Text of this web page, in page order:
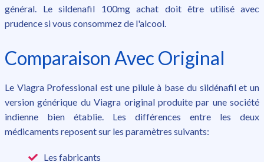
général. Le sildenafil 100mg achat doit être utilisé avec
prudence si vous consommez de l'alcool.
Comparaison Avec Original
Le Viagra Professional est une pilule à base du sildénafil et un
version générique du Viagra original produite par une société
indienne bien établie. Les différences entre les deux
médicaments reposent sur les paramètres suivants:
Les fabricants